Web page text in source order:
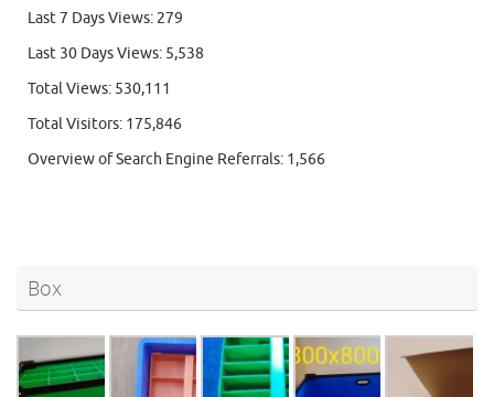
Last 7 Days Views: 279
Last 30 Days Views: 5,538
Total Views: 530,111
Total Visitors: 175,846
Overview of Search Engine Referrals: 1,566
Box